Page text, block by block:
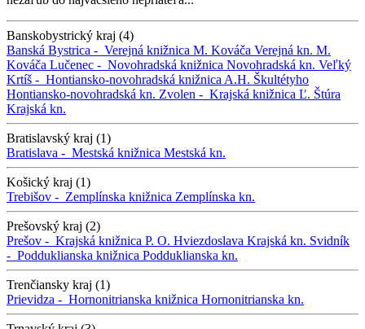
Banskobystrický kraj (4)
Banská Bystrica - Verejná knižnica M. Kováča Verejná kn. M.
Kováča Lučenec - Novohradská knižnica Novohradská kn. Veľký
Krtíš - Hontiansko-novohradská knižnica A.H. Škultétyho
Hontiansko-novohradská kn. Zvolen - Krajská knižnica Ľ. Štúra
Krajská kn.
Bratislavský kraj (1)
Bratislava - Mestská knižnica Mestská kn.
Košický kraj (1)
Trebišov - Zemplínska knižnica Zemplínska kn.
Prešovský kraj (2)
Prešov - Krajská knižnica P. O. Hviezdoslava Krajská kn. Svidník
- Podduklianska knižnica Podduklianska kn.
Trenčiansky kraj (1)
Prievidza - Hornonitrianska knižnica Hornonitrianska kn.